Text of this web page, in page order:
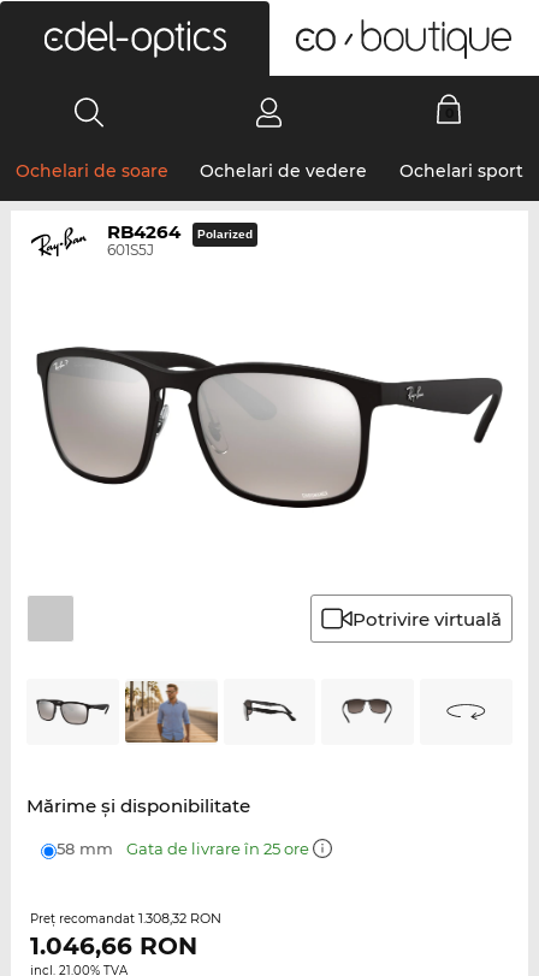
Ochelari de soare Ochelari de vedere Ochelari sport
RB4264
601S5J
Polarized
Potrivire virtuală
Mărime şi disponibilitate
58 mm Gata de livrare în 25 ore
Preţ recomandat 1.308,32 RON
1.046,66RON
incl. 21.00% TVA